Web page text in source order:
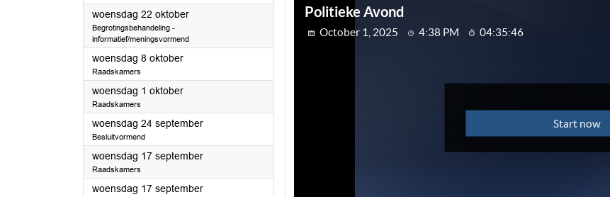
woensdag 22 oktober2025
Begrotingsbehandeling -
informatief/meningsvormend
woensdag 8 oktober2025
Raadskamers
woensdag 1 oktober2025
Raadskamers
woensdag 24 september2025
Besluitvormend
woensdag 17 september2025
Raadskamers
woensdag 17 september2025